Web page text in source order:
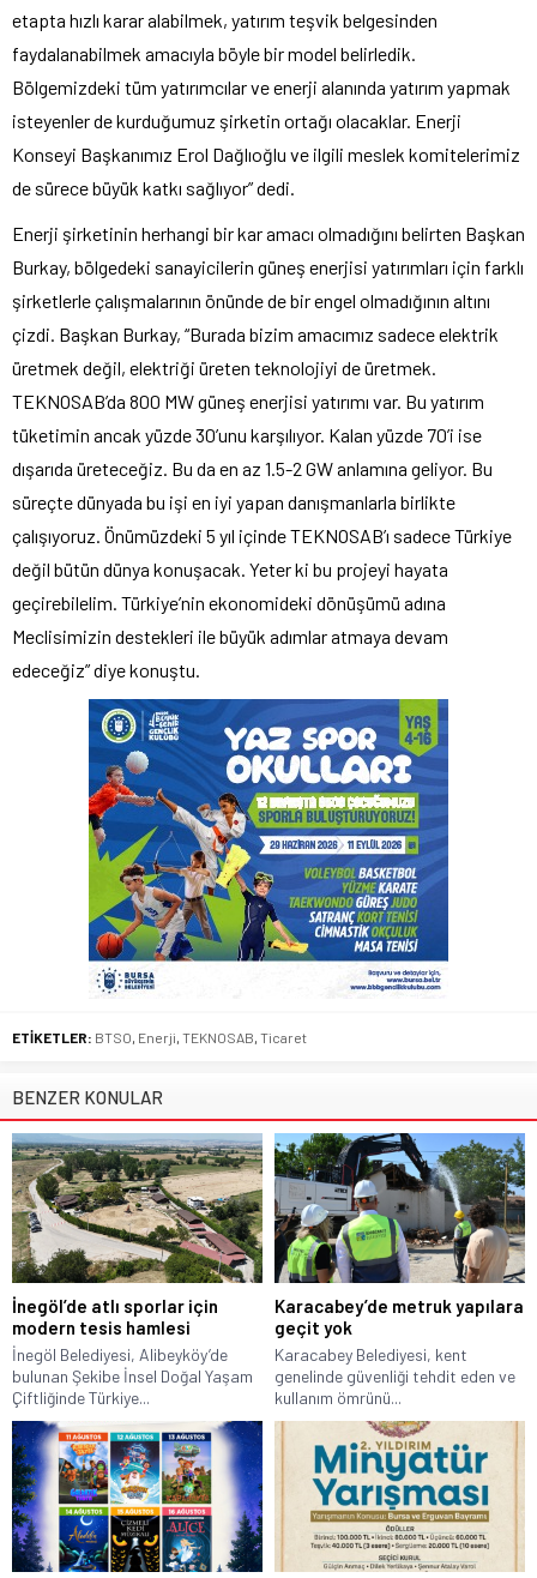
etapta hızlı karar alabilmek, yatırım teşvik belgesinden
faydalanabilmek amacıyla böyle bir model belirledik.
Bölgemizdeki tüm yatırımcılar ve enerji alanında yatırım yapmak
isteyenler de kurduğumuz şirketin ortağı olacaklar. Enerji
Konseyi Başkanımız Erol Dağlıoğlu ve ilgili meslek komitelerimiz
de sürece büyük katkı sağlıyor” dedi.
Enerji şirketinin herhangi bir kar amacı olmadığını belirten Başkan
Burkay, bölgedeki sanayicilerin güneş enerjisi yatırımları için farklı
şirketlerle çalışmalarının önünde de bir engel olmadığının altını
çizdi. Başkan Burkay, “Burada bizim amacımız sadece elektrik
üretmek değil, elektriği üreten teknolojiyi de üretmek.
TEKNOSAB’da 800 MW güneş enerjisi yatırımı var. Bu yatırım
tüketimin ancak yüzde 30’unu karşılıyor. Kalan yüzde 70’i ise
dışarıda üreteceğiz. Bu da en az 1.5-2 GW anlamına geliyor. Bu
süreçte dünyada bu işi en iyi yapan danışmanlarla birlikte
çalışıyoruz. Önümüzdeki 5 yıl içinde TEKNOSAB’ı sadece Türkiye
değil bütün dünya konuşacak. Yeter ki bu projeyi hayata
geçirebilelim. Türkiye’nin ekonomideki dönüşümü adına
Meclisimizin destekleri ile büyük adımlar atmaya devam
edeceğiz” diye konuştu.
ETİKETLER: BTSO, Enerji, TEKNOSAB, Ticaret
BENZER KONULAR
İnegöl’de atlı sporlar için
modern tesis hamlesi
İnegöl Belediyesi, Alibeyköy’de
bulunan Şekibe İnsel Doğal Yaşam
Çiftliğinde Türkiye...
Karacabey’de metruk yapılara
geçit yok
Karacabey Belediyesi, kent
genelinde güvenliği tehdit eden ve
kullanım ömrünü...